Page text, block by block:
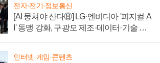
전자·전기·정보통신
[AI 뭉쳐야 산다⑧] LG·엔비디아 '피지컬 A
I' 동맹 강화, 구광모 제조·데이터·기술 결
인터넷·게임·콘텐츠